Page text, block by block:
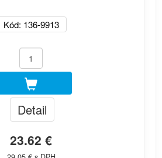
Kód: 136-9913
Detail
23.62 €